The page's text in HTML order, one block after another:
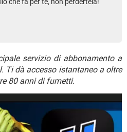
FACEBOOK
servizio di abbonamento a
Ti dà accesso istantaneo a oltre
80 anni di fumetti.